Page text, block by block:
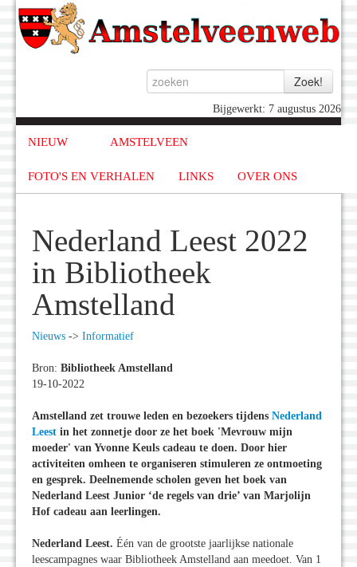
Bijgewerkt: 7 augustus 2026
NIEUW AMSTELVEEN
FOTO'S EN VERHALEN LINKS OVER ONS
Nederland Leest 2022
in Bibliotheek
Amstelland
Nieuws -> Informatief
Bron: Bibliotheek Amstelland
19-10-2022
Amstelland zet trouwe leden en bezoekers tijdens Nederland
Leest in het zonnetje door ze het boek 'Mevrouw mijn
moeder' van Yvonne Keuls cadeau te doen. Door hier
activiteiten omheen te organiseren stimuleren ze ontmoeting
en gesprek. Deelnemende scholen geven het boek van
Nederland Leest Junior ‘de regels van drie’ van Marjolijn
Hof cadeau aan leerlingen.
Nederland Leest. Één van de grootste jaarlijkse nationale
leescampagnes waar Bibliotheek Amstelland aan meedoet. Van 1